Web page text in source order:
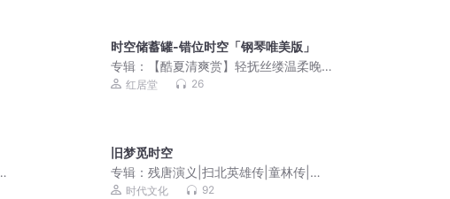
时空储蓄罐-错位时空「钢琴唯美版」
专辑：
【酷夏清爽赏】轻抚丝缕温柔晚
风 红居堂 26
旧梦觅时空
专辑：残唐演义|扫北英雄传|童林传|全
免费听
时代文化 92